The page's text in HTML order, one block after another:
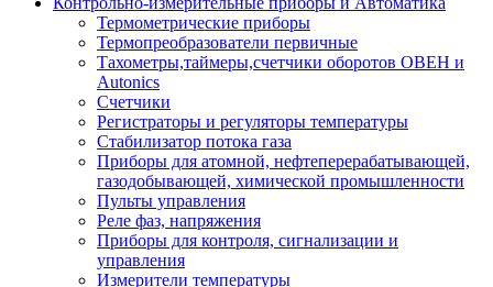
Термометрические приборы
Термопреобразователи первичные
Тахометры,таймеры,счетчики оборотов ОВЕН и
Autonics
Счетчики
Регистраторы и регуляторы температуры
Стабилизатор потока газа
Приборы для атомной, нефтеперерабатывающей,
газодобывающей, химической промышленности
Пульты управления
Реле фаз, напряжения
Приборы для контроля, сигнализации и
управления
Измерители температуры